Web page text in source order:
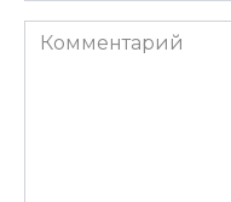
Комментарий